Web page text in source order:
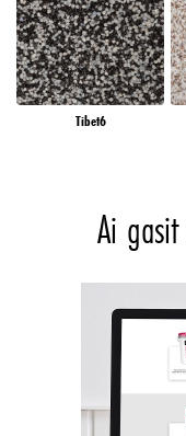
Tibet6
Ai